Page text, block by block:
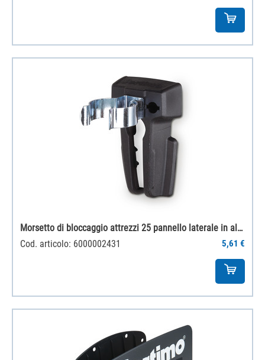
Morsetto di bloccaggio attrezzi 25 pannello laterale in alluminio
Cod. articolo: 6000002431
5,61 €